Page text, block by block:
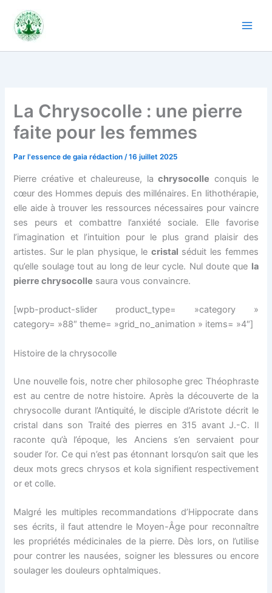
contenu
La Chrysocolle : une pierre
faite pour les femmes
Par l'essence de gaia rédaction/16 juillet 2025
Pierre créative et chaleureuse, lachrysocolle conquis le
cœur des Hommes depuis des millénaires. En lithothérapie,
elle aide à trouver les ressources nécessaires pour vaincre
ses peurs et combattre l’anxiété sociale. Elle favorise
l’imagination et l’intuition pour le plus grand plaisir des
artistes. Sur le plan physique, le cristal séduit les femmes
qu’elle soulage tout au long de leur cycle. Nul doute que la
pierre chrysocolle saura vous convaincre.
[wpb-product-slider product_type= »category »
category= »88″ theme= »grid_no_animation » items= »4″]
Histoire de la chrysocolle
Une nouvelle fois, notre cher philosophe grec Théophraste
est au centre de notre histoire. Après la découverte de la
chrysocolle durant l’Antiquité, le disciple d’Aristote décrit le
cristal dans son Traité des pierres en 315 avant J.-C. Il
raconte qu’à l’époque, les Anciens s’en servaient pour
souder l’or. Ce qui n’est pas étonnant lorsqu’on sait que les
deux mots grecschrysos et kola signifient respectivement
or etcolle.
Malgré les multiples recommandations d’Hippocrate dans
ses écrits, il faut attendre le Moyen-Âge pour reconnaître
les propriétés médicinales de la pierre. Dès lors, on l’utilise
pour contrer les nausées, soigner les blessures ou encore
soulager les douleurs ophtalmiques.